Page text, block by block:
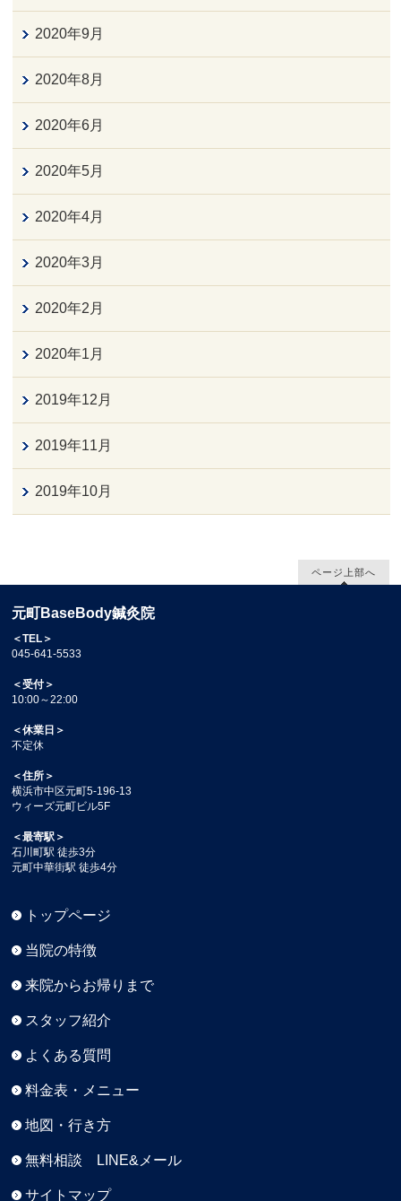
2020年9月
2020年8月
2020年6月
2020年5月
2020年4月
2020年3月
2020年2月
2020年1月
2019年12月
2019年11月
2019年10月
ページ上部へ
元町BaseBody鍼灸院
＜TEL＞
045-641-5533
＜受付＞
10:00～22:00
＜休業日＞
不定休
＜住所＞
横浜市中区元町5-196-13
ウィーズ元町ビル5F
＜最寄駅＞
石川町駅 徒歩3分
元町中華街駅 徒歩4分
トップページ
当院の特徴
来院からお帰りまで
スタッフ紹介
よくある質問
料金表・メニュー
地図・行き方
無料相談 LINE&メール
サイトマップ